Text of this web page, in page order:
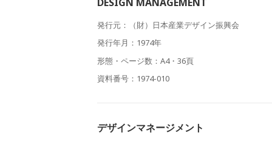
発行元：（財）日本産業デザイン振興会
発行年月：1974年
形態・ページ数：A4・36頁
資料番号：1974-010
デザインマネージメント